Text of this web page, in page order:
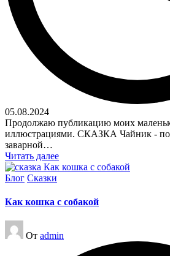
05.08.2024
Продолжаю публикацию моих
иллюстрациями. СКАЗКА Чайник -
заварной…
Читать далее
Опубликовано
Блог Сказки
Как кошка с собакой
Запись
от
От admin